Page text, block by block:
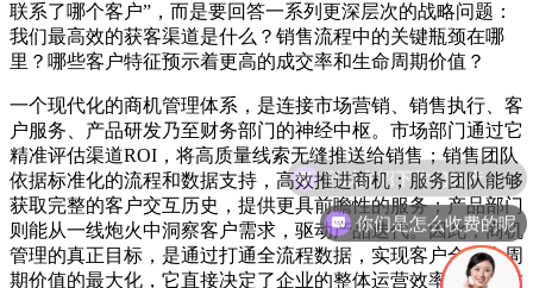
联系了哪个客户”，而是要回答一系列更深层次的战略问题：
我们最高效的获客渠道是什么？销售流程中的关键瓶颈在哪
里？哪些客户特征预示着更高的成交率和生命周期价值？
一个现代化的商机管理体系，是连接市场营销、销售执行、客
户服务、产品研发乃至财务部门的神经中枢。市场部门通过它
精准评估渠道ROI，将高质量线索无缝推送给销售；销售团队
依据标准化的流程和数据支持，高效推进商机；服务团队能够
获取完整的客户交互历史，提供更具前瞻性的服务；产品部门
则能从一线炮火中洞察客户需求，驱动产品迭代。因此，商机
管理的真正目标，是通过打通全流程数据，实现客户全生命周
期价值的最大化，它直接决定了企业的整体运营效率和决策质
你们是怎么收费的呢